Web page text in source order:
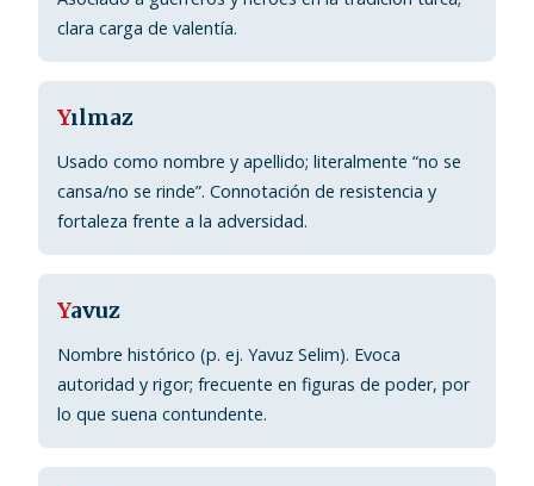
clara carga de valentía.
Yılmaz
Usado como nombre y apellido; literalmente “no se
cansa/no se rinde”. Connotación de resistencia y
fortaleza frente a la adversidad.
Yavuz
Nombre histórico (p. ej. Yavuz Selim). Evoca
autoridad y rigor; frecuente en figuras de poder, por
lo que suena contundente.